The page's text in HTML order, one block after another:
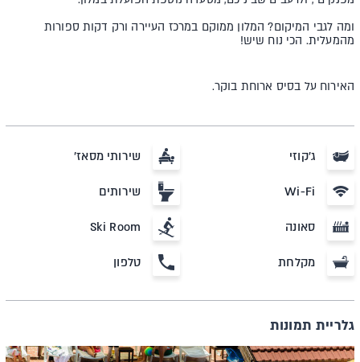
ומה לגבי המיקום? המלון ממוקם במרכז העיירה ורק דקות ספורות
מהמעלית. הכי נוח שיש!
האירוח על בסיס ארוחת בוקר.
ג'קוזי שירותי מסאז'
Wi-Fi שירותים
סאונה Ski Room
מקלחת טלפון
גלריית תמונות